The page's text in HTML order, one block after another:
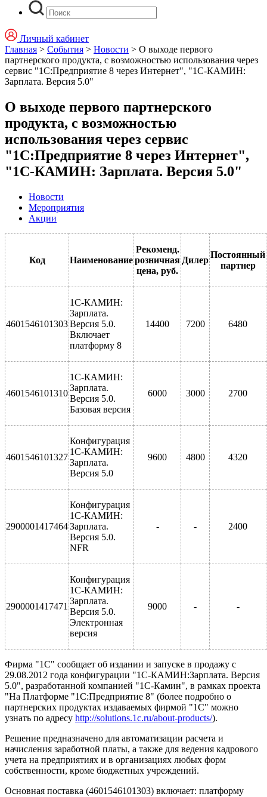
Личный кабинет
Главная > События > Новости > О выходе первого
партнерского продукта, с возможностью использования через
сервис "1С:Предприятие 8 через Интернет", "1С-КАМИН:
Зарплата. Версия 5.0"
О выходе первого партнерского
продукта, с возможностью
использования через сервис
"1С:Предприятие 8 через Интернет",
"1С-КАМИН: Зарплата. Версия 5.0"
Новости
Мероприятия
Акции
Код Наименование
Рекоменд.
розничная
цена, руб.
Дилер
Постоянный
партнер
4601546101303
1С-КАМИН:
Зарплата.
Версия 5.0.
Включает
платформу 8
14400 7200 6480
4601546101310
1С-КАМИН:
Зарплата.
Версия 5.0.
Базовая версия
6000 3000 2700
4601546101327
Конфигурация
1С-КАМИН:
Зарплата.
Версия 5.0
9600 4800 4320
2900001417464
Конфигурация
1С-КАМИН:
Зарплата.
Версия 5.0.
NFR
- - 2400
2900001417471
Конфигурация
1С-КАМИН:
Зарплата.
Версия 5.0.
Электронная
версия
9000 - -
Фирма "1С" сообщает об издании и запуске в продажу с
29.08.2012 года конфигурации "1С-КАМИН:Зарплата. Версия
5.0", разработанной компанией "1С-Камин", в рамках проекта
"На Платформе "1С:Предприятие 8" (более подробно о
партнерских продуктах издаваемых фирмой "1С" можно
узнать по адресу http://solutions.1c.ru/about-products/).
Решение предназначено для автоматизации расчета и
начисления заработной платы, а также для ведения кадрового
учета на предприятиях и в организациях любых форм
собственности, кроме бюджетных учреждений.
Основная поставка (4601546101303) включает: платформу